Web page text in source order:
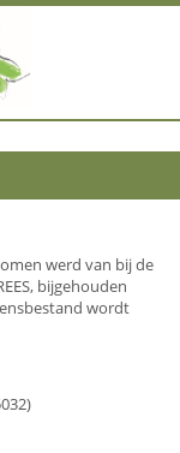
werd van bij de
bijgehouden
wordt